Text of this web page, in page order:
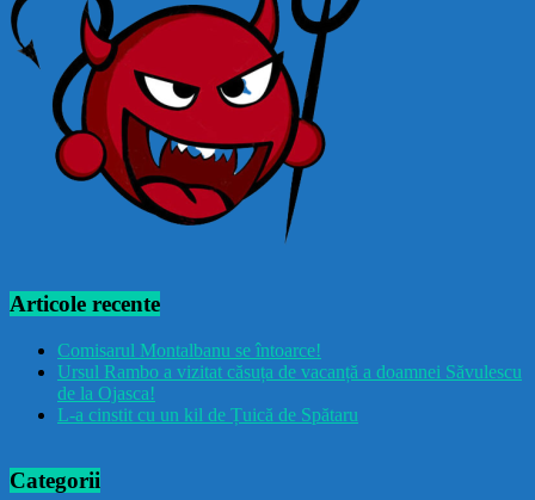
Articole recente
Comisarul Montalbanu se întoarce!
Ursul Rambo a vizitat căsuța de vacanță a doamnei Săvulescu
de la Ojasca!
L-a cinstit cu un kil de Țuică de Spătaru
Categorii